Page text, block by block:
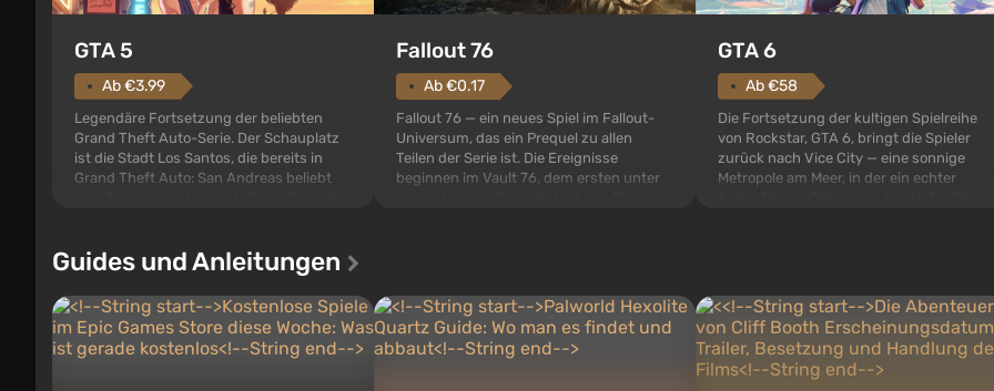
GTA 5
Ab €3.99
Legendäre Fortsetzung der beliebten
Grand Theft Auto-Serie. Der Schauplatz
ist die Stadt Los Santos, die bereits in
Grand Theft Auto: San Andreas beliebt
denen Sie jederzeit...
Fallout 76
Ab €0.17
Fallout 76 — ein neues Spiel im Fallout-
Universum, das ein Prequel zu allen
Teilen der Serie ist. Die Ereignisse
beginnen im Vault 76, dem ersten unter
GTA 6
Ab €58
Die Fortsetzung der kultigen Spielreihe
von Rockstar, GTA 6, bringt die Spieler
zurück nach Vice City — eine sonnige
Metropole am Meer, in der ein echter
Guides und Anleitungen